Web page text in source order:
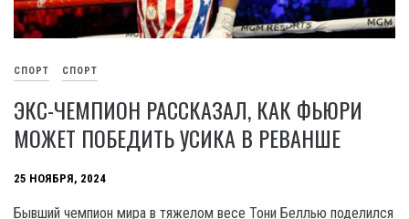
СПОРТ СПОРТ
ЭКС-ЧЕМПИОН РАССКАЗАЛ, КАК ФЬЮРИ
МОЖЕТ ПОБЕДИТЬ УСИКА В РЕВАНШЕ
25 НОЯБРЯ, 2024
Бывший чемпион мира в тяжелом весе Тони Беллью поделился